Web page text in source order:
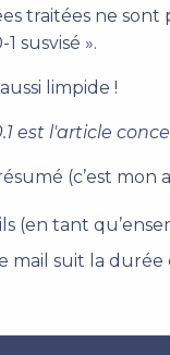
traitées ne
1 susvisé ».
limpide !
est l'article
(c’est mon
(en tant
mail suit la